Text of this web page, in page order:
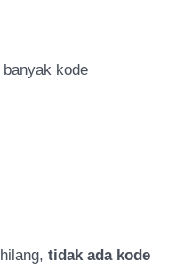
kode
tidak ada kode